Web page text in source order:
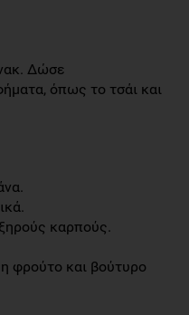
Δώσε
όπως το τσάι και
καρπούς.
φρούτο και βούτυρο